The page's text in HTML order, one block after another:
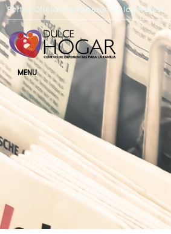
Portal Oficial Fundación Dulce Hogar
MENU